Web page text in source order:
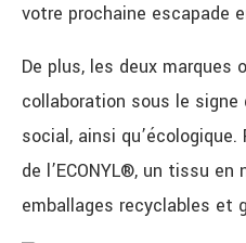
votre prochaine escapade
De plus, les deux marques
collaboration sous le
social, ainsi
de l’ECONYL®, un tissu
emballages recyclables et